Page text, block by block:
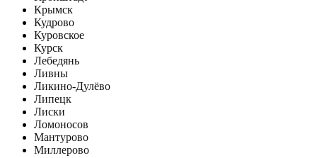
Крымск
Кудрово
Куровское
Курск
Лебедянь
Ливны
Ликино-Дулёво
Липецк
Лиски
Ломоносов
Мантурово
Миллерово